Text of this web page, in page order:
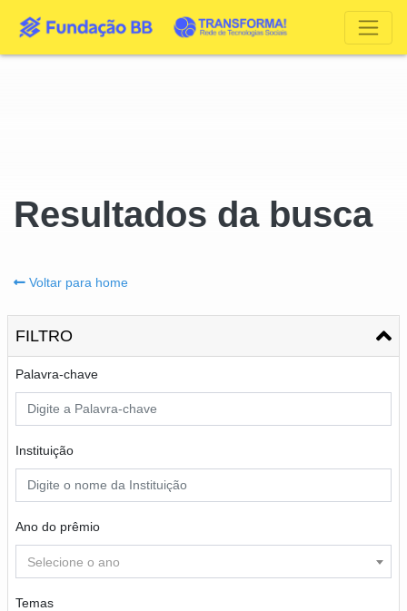
Resultados da busca
Voltar para home
FILTRO
Palavra-chave
Instituição
Ano do prêmio
Selecione o ano
Temas